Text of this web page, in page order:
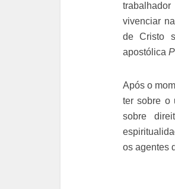
vivenciar
de Cristo
apostólica
Após o
ter sobre o
sobre
os agentes